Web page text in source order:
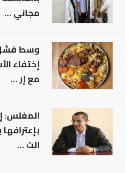
مجاني ...
وسط فشل
إختفاء
مع إر ...
المغلس:
الت ...